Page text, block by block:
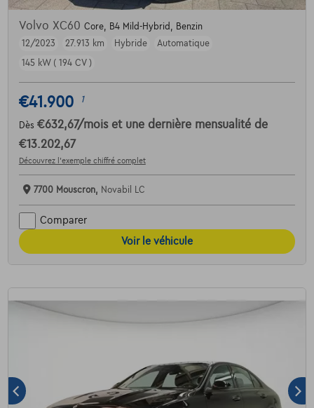
Volvo XC60 Core, B4 Mild-Hybrid, Benzin
12/2023
27.913 km Hybride
Automatique
145 kW ( 194 CV )
€41.900 1
Dès €632,67/mois et une dernière mensualité de
€13.202,67
Découvrez l’exemple chiffré complet
7700 Mouscron, Novabil LC
Comparer
Voir le véhicule